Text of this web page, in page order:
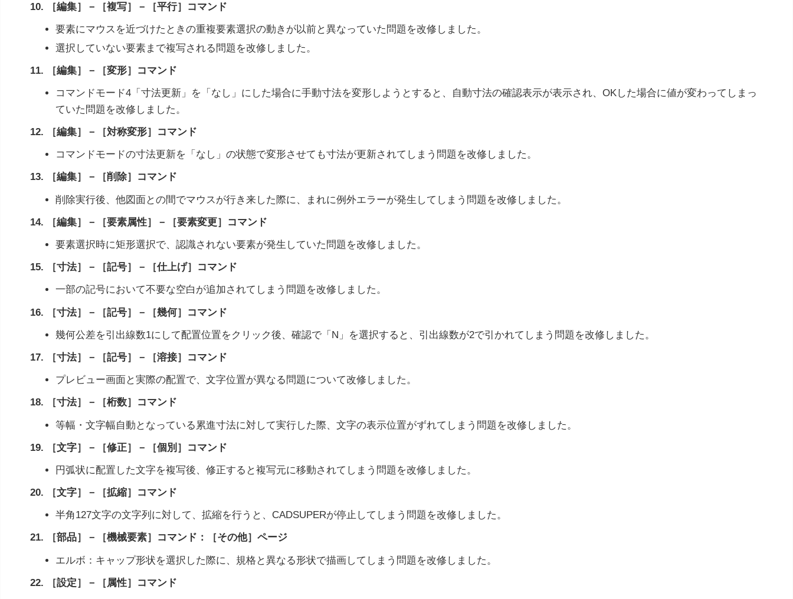
10. ［編集］－［複写］－［平行］コマンド
要素にマウスを近づけたときの重複要素選択の動きが以前と異なっていた問題を改修しました。
選択していない要素まで複写される問題を改修しました。
11. ［編集］－［変形］コマンド
コマンドモード4「寸法更新」を「なし」にした場合に手動寸法を変形しようとすると、自動寸法の確認表示が表示され、OKした場合に値が変わってしまっ
ていた問題を改修しました。
12. ［編集］－［対称変形］コマンド
コマンドモードの寸法更新を「なし」の状態で変形させても寸法が更新されてしまう問題を改修しました。
13. ［編集］－［削除］コマンド
削除実行後、他図面との間でマウスが行き来した際に、まれに例外エラーが発生してしまう問題を改修しました。
14. ［編集］－［要素属性］－［要素変更］コマンド
要素選択時に矩形選択で、認識されない要素が発生していた問題を改修しました。
15. ［寸法］－［記号］－［仕上げ］コマンド
一部の記号において不要な空白が追加されてしまう問題を改修しました。
16. ［寸法］－［記号］－［幾何］コマンド
幾何公差を引出線数1にして配置位置をクリック後、確認で「N」を選択すると、引出線数が2で引かれてしまう問題を改修しました。
17. ［寸法］－［記号］－［溶接］コマンド
プレビュー画面と実際の配置で、文字位置が異なる問題について改修しました。
18. ［寸法］－［桁数］コマンド
等幅・文字幅自動となっている累進寸法に対して実行した際、文字の表示位置がずれてしまう問題を改修しました。
19. ［文字］－［修正］－［個別］コマンド
円弧状に配置した文字を複写後、修正すると複写元に移動されてしまう問題を改修しました。
20. ［文字］－［拡縮］コマンド
半角127文字の文字列に対して、拡縮を行うと、CADSUPERが停止してしまう問題を改修しました。
21. ［部品］－［機械要素］コマンド：［その他］ページ
エルボ：キャップ形状を選択した際に、規格と異なる形状で描画してしまう問題を改修しました。
22. ［設定］－［属性］コマンド